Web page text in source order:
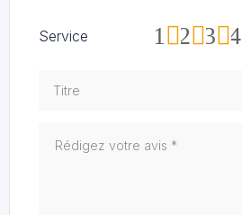
Service 4
3
2
1